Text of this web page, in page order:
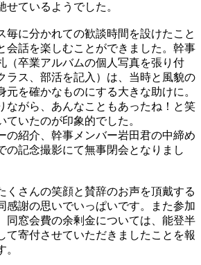
せているようでした。
毎に分かれての歓談時間を設けたこと
会話を楽しむことができました。幹事
（卒業アルバムの個人写真を張り付
ラス、部活を記入）は、当時と風貌の
元を確かなものにする大きな助けに。
ながら、あんなこともあったね！と笑
ていたのが印象的でした。
の紹介、幹事メンバー岩田君の中締め
の記念撮影にて無事閉会となりまし
くさんの笑顔と賛辞のお声を頂戴する
感謝の思いでいっぱいです。また参加
同窓会費の余剰金については、能登半
て寄付させていただきましたことを報